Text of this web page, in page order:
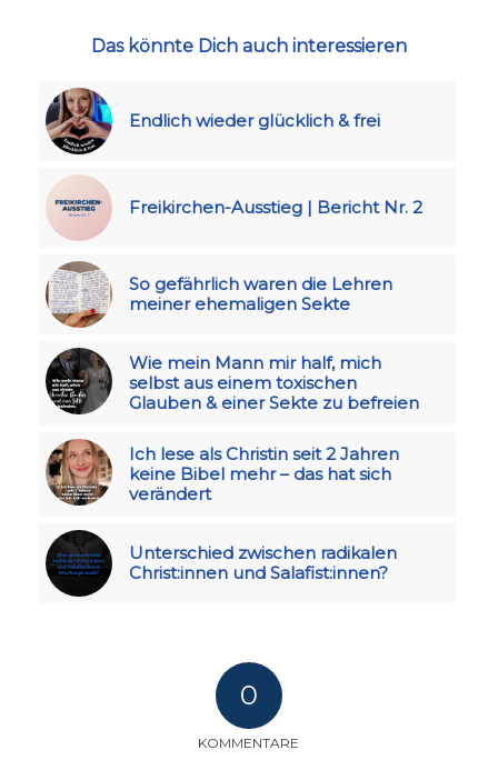
Das könnte Dich auch interessieren
Endlich wieder glücklich & frei
Freikirchen-Ausstieg | Bericht Nr. 2
So gefährlich waren die Lehren
meiner ehemaligen Sekte
Wie mein Mann mir half, mich
selbst aus einem toxischen
Glauben & einer Sekte zu befreien
Ich lese als Christin seit 2 Jahren
keine Bibel mehr – das hat sich
verändert
Unterschied zwischen radikalen
Christ:innen und Salafist:innen?
0
KOMMENTARE